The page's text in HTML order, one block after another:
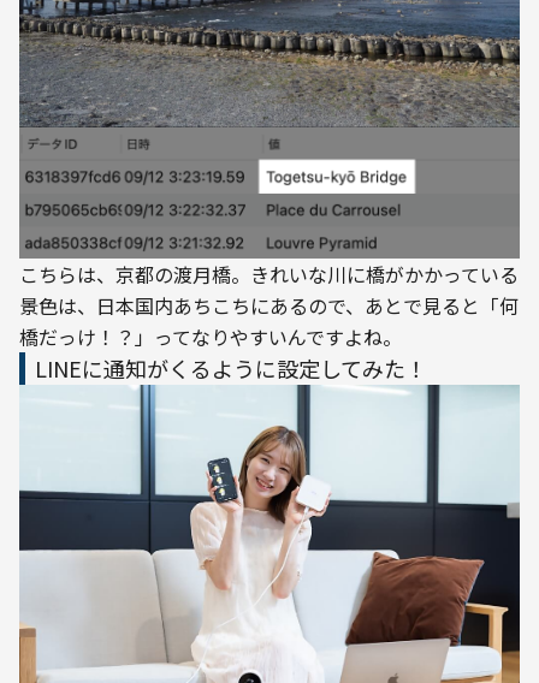
こちらは、京都の渡月橋。きれいな川に橋がかかっている
景色は、日本国内あちこちにあるので、あとで見ると「何
橋だっけ！？」ってなりやすいんですよね。
LINEに通知がくるように設定してみた！